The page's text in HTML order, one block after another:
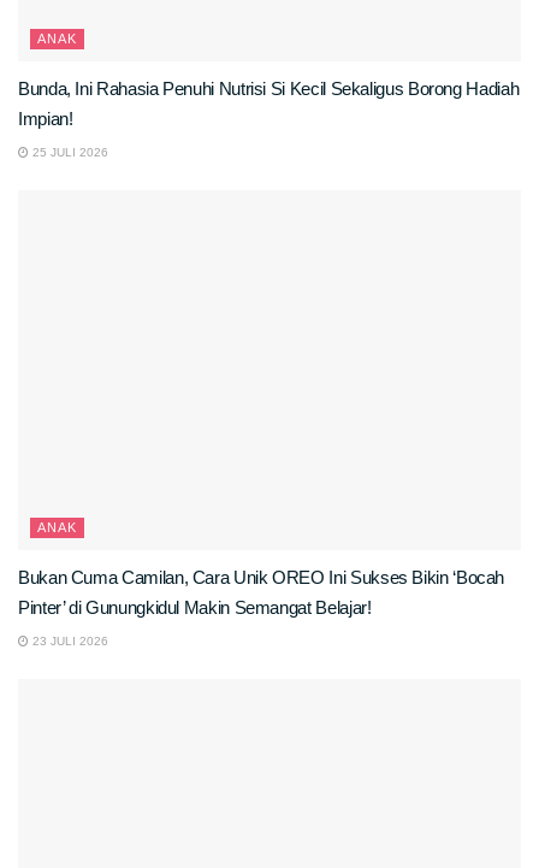
ANAK
Bunda, Ini Rahasia Penuhi Nutrisi Si Kecil Sekaligus Borong Hadiah
Impian!
25 JULI 2026
ANAK
Bukan Cuma Camilan, Cara Unik OREO Ini Sukses Bikin ‘Bocah
Pinter’ di Gunungkidul Makin Semangat Belajar!
23 JULI 2026